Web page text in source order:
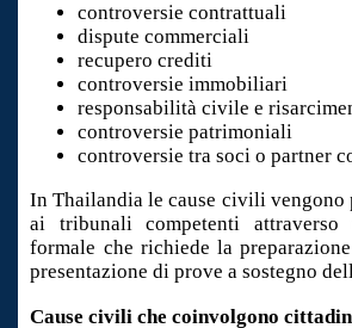
controversie contrattuali
dispute commerciali
recupero crediti
controversie immobiliari
responsabilità civile e
controversie patrimoniali
controversie tra soci o partner
In Thailandia le cause civili vengono
ai tribunali competenti attraverso
formale che richiede la
presentazione di prove a sostegno
Cause civili che coinvolgono